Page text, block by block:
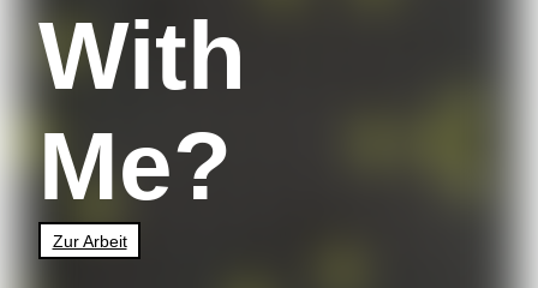
With
Me?
Zur Arbeit